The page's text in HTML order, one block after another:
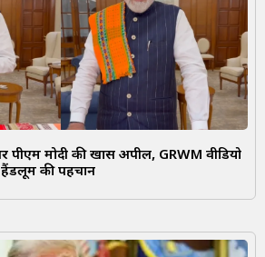
पीएम मोदी की खास अपील, GRWM वीडियो
की पहचान